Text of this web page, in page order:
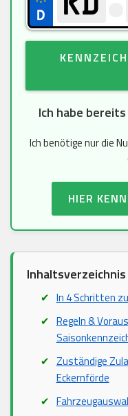
Ich habe
Ich benötige nur die
HIER
Inhaltsverzeichnis
In 4 Schritten
Regeln &
Zuständige
Eckernförde